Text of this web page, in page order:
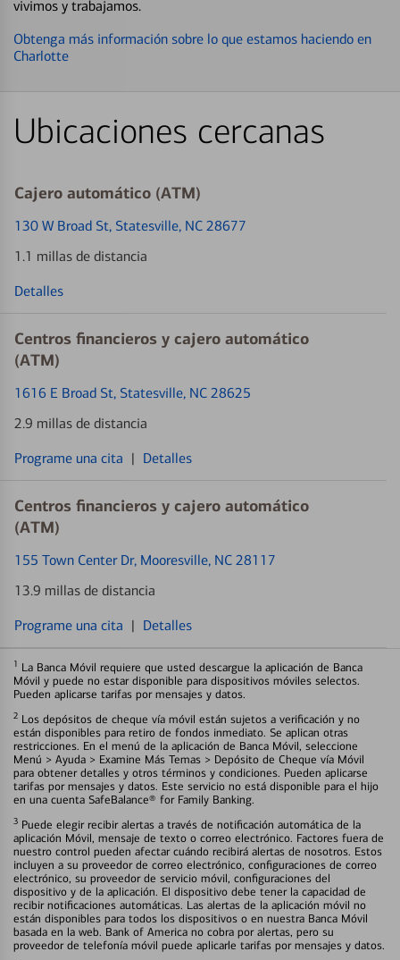
vivimos y trabajamos.
Obtenga más información sobre lo que estamos haciendo en
Charlotte
Ubicaciones cercanas
Cajero automático (ATM)
130 W Broad St, Statesville, NC 28677
1.1 millas de distancia
Detalles
Centros financieros y cajero automático
(ATM)
1616 E Broad St, Statesville, NC 28625
2.9 millas de distancia
Programe una cita | Detalles
Centros financieros y cajero automático
(ATM)
155 Town Center Dr, Mooresville, NC 28117
13.9 millas de distancia
Programe una cita | Detalles
1 La Banca Móvil requiere que usted descargue la aplicación de Banca
Móvil y puede no estar disponible para dispositivos móviles selectos.
Pueden aplicarse tarifas por mensajes y datos.
2 Los depósitos de cheque vía móvil están sujetos a verificación y no
están disponibles para retiro de fondos inmediato. Se aplican otras
restricciones. En el menú de la aplicación de Banca Móvil, seleccione
Menú > Ayuda > Examine Más Temas > Depósito de Cheque vía Móvil
para obtener detalles y otros términos y condiciones. Pueden aplicarse
tarifas por mensajes y datos. Este servicio no está disponible para el hijo
en una cuenta SafeBalance® for Family Banking.
3 Puede elegir recibir alertas a través de notificación automática de la
aplicación Móvil, mensaje de texto o correo electrónico. Factores fuera de
nuestro control pueden afectar cuándo recibirá alertas de nosotros. Estos
incluyen a su proveedor de correo electrónico, configuraciones de correo
electrónico, su proveedor de servicio móvil, configuraciones del
dispositivo y de la aplicación. El dispositivo debe tener la capacidad de
recibir notificaciones automáticas. Las alertas de la aplicación móvil no
están disponibles para todos los dispositivos o en nuestra Banca Móvil
basada en la web. Bank of America no cobra por alertas, pero su
proveedor de telefonía móvil puede aplicarle tarifas por mensajes y datos.